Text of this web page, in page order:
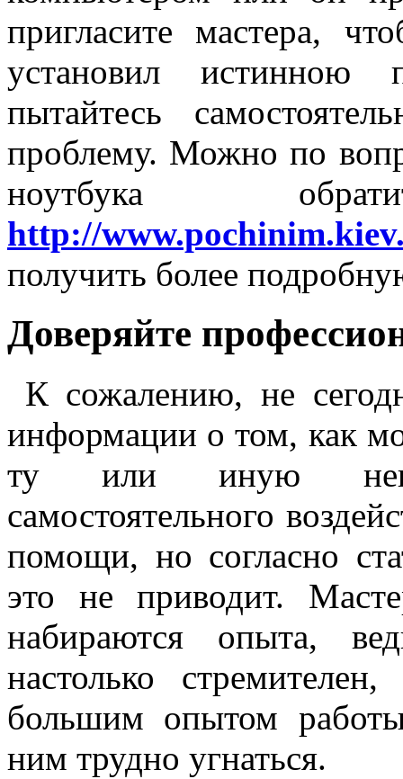
пригласите мастера,
установил истинною
пытайтесь
проблему. Можно по
ноутбука
http://
получить более
Доверяйте
К сожалению, не
информации о том, как
ту или иную
самостоятельного
помощи, но согласно
это не приводит.
набираются опыта,
настолько
большим опытом
ним трудно угнаться.